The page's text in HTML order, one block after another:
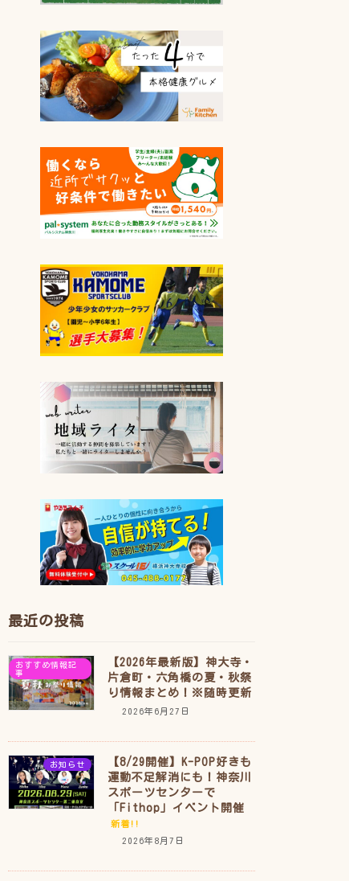
最近の投稿
おすすめ情報記
事
【2026年最新版】神大寺・
片倉町・六角橋の夏・秋祭
り情報まとめ！※随時更新
2026年6月27日
お知らせ
【8/29開催】K-POP好きも
運動不足解消にも！神奈川
スポーツセンターで
「Fithop」イベント開催
新着!!
2026年8月7日